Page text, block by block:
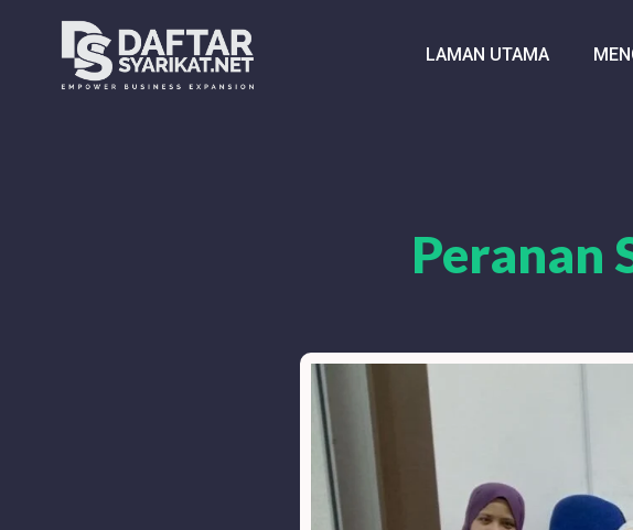
LAMAN UTAMA
Peranan